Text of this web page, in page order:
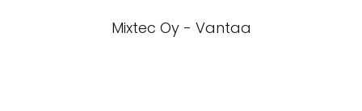
Mixtec Oy - Vantaa